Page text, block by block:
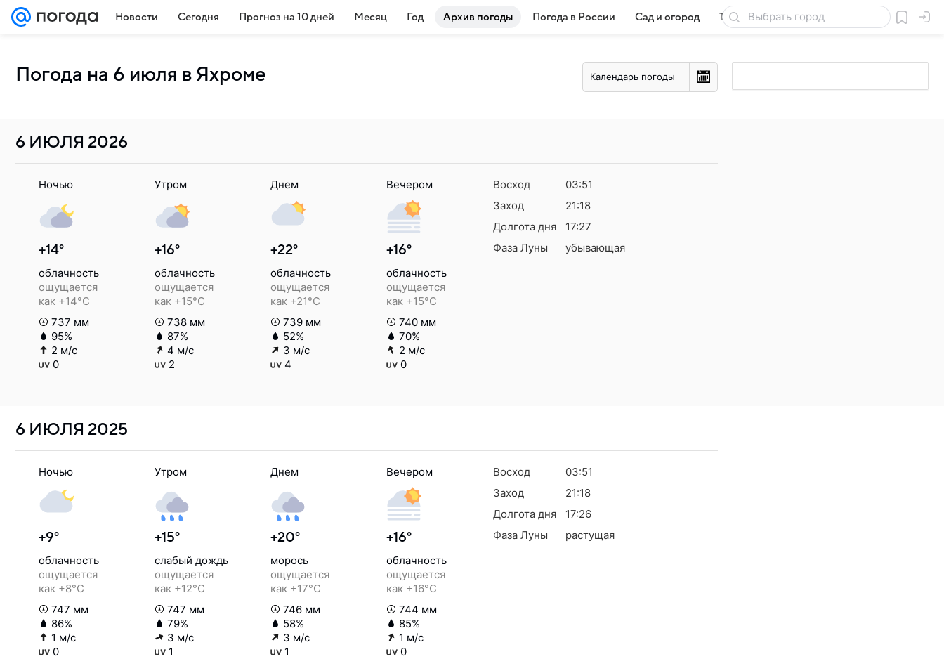
Новости Сегодня Прогноз на 10 дней Месяц Год Архив погоды Погода в России Сад и огород Товары для дачи
Погода на 6 июля в Яхроме Календарь погоды
6 ИЮЛЯ 2026
Ночью
+14°
облачность
ощущается
как +14°C
737 мм
95%
2 м/с
0
Утром
+16°
облачность
ощущается
как +15°C
738 мм
87%
4 м/с
2
Днем
+22°
облачность
ощущается
как +21°C
739 мм
52%
3 м/с
4
Вечером
+16°
облачность
ощущается
как +15°C
740 мм
70%
2 м/с
0
Восход
03:51
Заход
21:18
Долгота дня
17:27
Фаза Луны
убывающая
6 ИЮЛЯ 2025
Ночью
+9°
облачность
ощущается
как +8°C
747 мм
86%
1 м/с
0
Утром
+15°
слабый дождь
ощущается
как +12°C
747 мм
79%
3 м/с
1
Днем
+20°
морось
ощущается
как +17°C
746 мм
58%
3 м/с
1
Вечером
+16°
облачность
ощущается
как +16°C
744 мм
85%
1 м/с
0
Восход
03:51
Заход
21:18
Долгота дня
17:26
Фаза Луны
растущая